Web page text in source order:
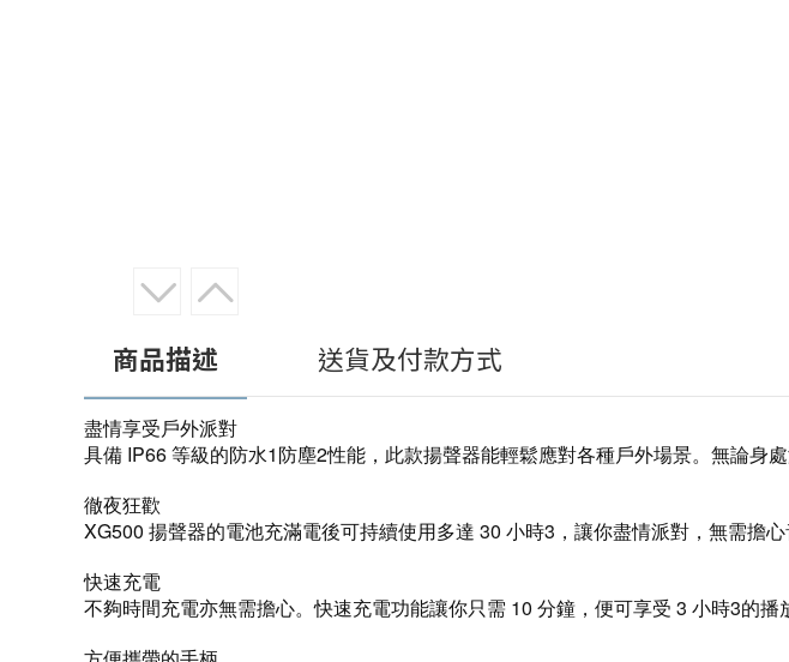
商品描述 送貨及付款方式
盡情享受戶外派對
具備 IP66 等級的防水1防塵2性能，此款揚聲器能輕鬆應對各種戶外場景。無論身
徹夜狂歡
XG500 揚聲器的電池充滿電後可持續使用多達 30 小時3，讓你盡情派對，無需擔心
快速充電
不夠時間充電亦無需擔心。快速充電功能讓你只需 10 分鐘，便可享受 3 小時3的播